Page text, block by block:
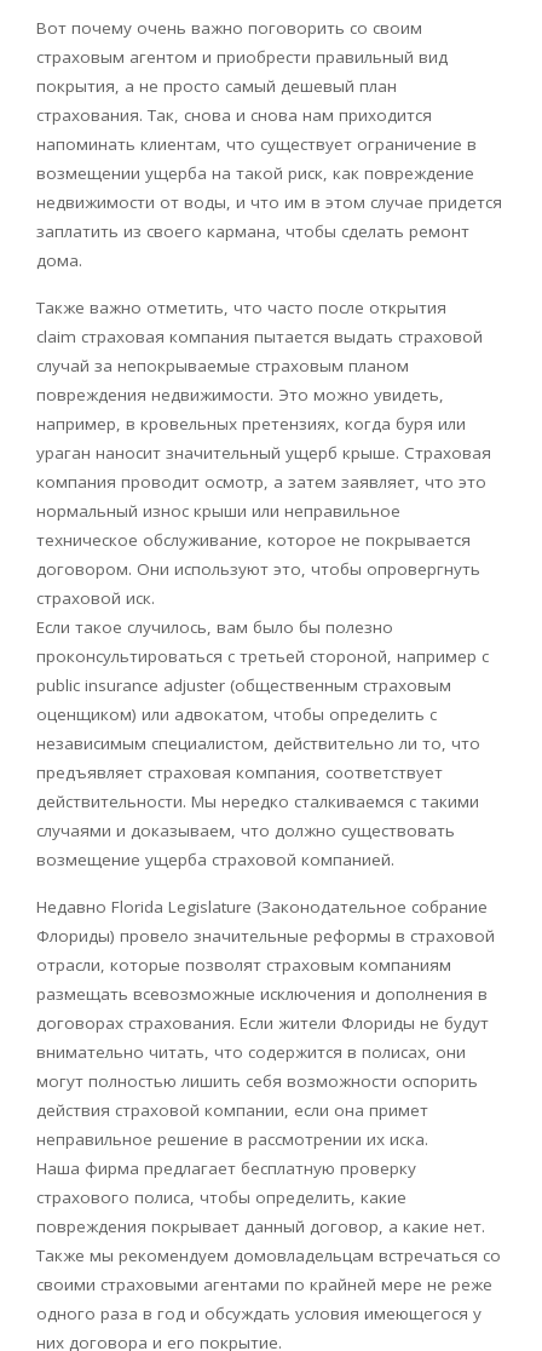
Вот почему очень важно поговорить со своим
страховым агентом и приобрести правильный вид
покрытия, а не просто самый дешевый план
страхования. Так, снова и снова нам приходится
напоминать клиентам, что существует ограничение в
возмещении ущерба на такой ​​риск, как повреждение
недвижимости от воды, и что им в этом случае придется
заплатить из своего кармана, чтобы сделать ремонт
дома.
Также важно отметить, что часто после открытия
claim страховая компания пытается выдать страховой
случай за непокрываемые страховым планом
повреждения недвижимости. Это можно увидеть,
например, в кровельных претензиях, когда буря или
ураган наносит значительный ущерб крыше. Страховая
компания проводит осмотр, а затем заявляет, что это
нормальный износ крыши или неправильное
техническое обслуживание, которое не покрывается
договором. Они используют это, чтобы опровергнуть
страховой иск.
Если такое случилось, вам было бы полезно
проконсультироваться с третьей стороной, например с
public insurance adjuster (общественным страховым
оценщиком) или адвокатом, чтобы определить с
независимым специалистом, действительно ли то, что
предъявляет страховая компания, соответствует
действительности. Мы нередко сталкиваемся с такими
случаями и доказываем, что должно существовать
возмещение ущерба страховой компанией.
Недавно Florida Legislature (Законодательное собрание
Флориды) провело значительные реформы в страховой
отрасли, которые позволят страховым компаниям
размещать всевозможные исключения и дополнения в
договорах страхования. Если жители Флориды не будут
внимательно читать, что содержится в полисах, они
могут полностью лишить себя возможности оспорить
действия страховой компании, если она примет
неправильное решение в рассмотрении их иска.
Наша фирма предлагает бесплатную проверку
страхового полиса, чтобы определить, какие
повреждения покрывает данный договор, а какие нет.
Также мы рекомендуем домовладельцам встречаться со
своими страховыми агентами по крайней мере не реже
одного раза в год и обсуждать условия имеющегося у
них договора и его покрытие.